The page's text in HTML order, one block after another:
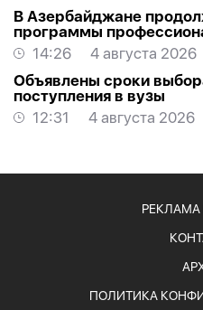
В Азербайджане
программы
14:26
4 августа 2026
Объявлены сроки
поступления в вузы
12:31
4 августа 2026
РЕКЛАМА
ПОЛИТИКА